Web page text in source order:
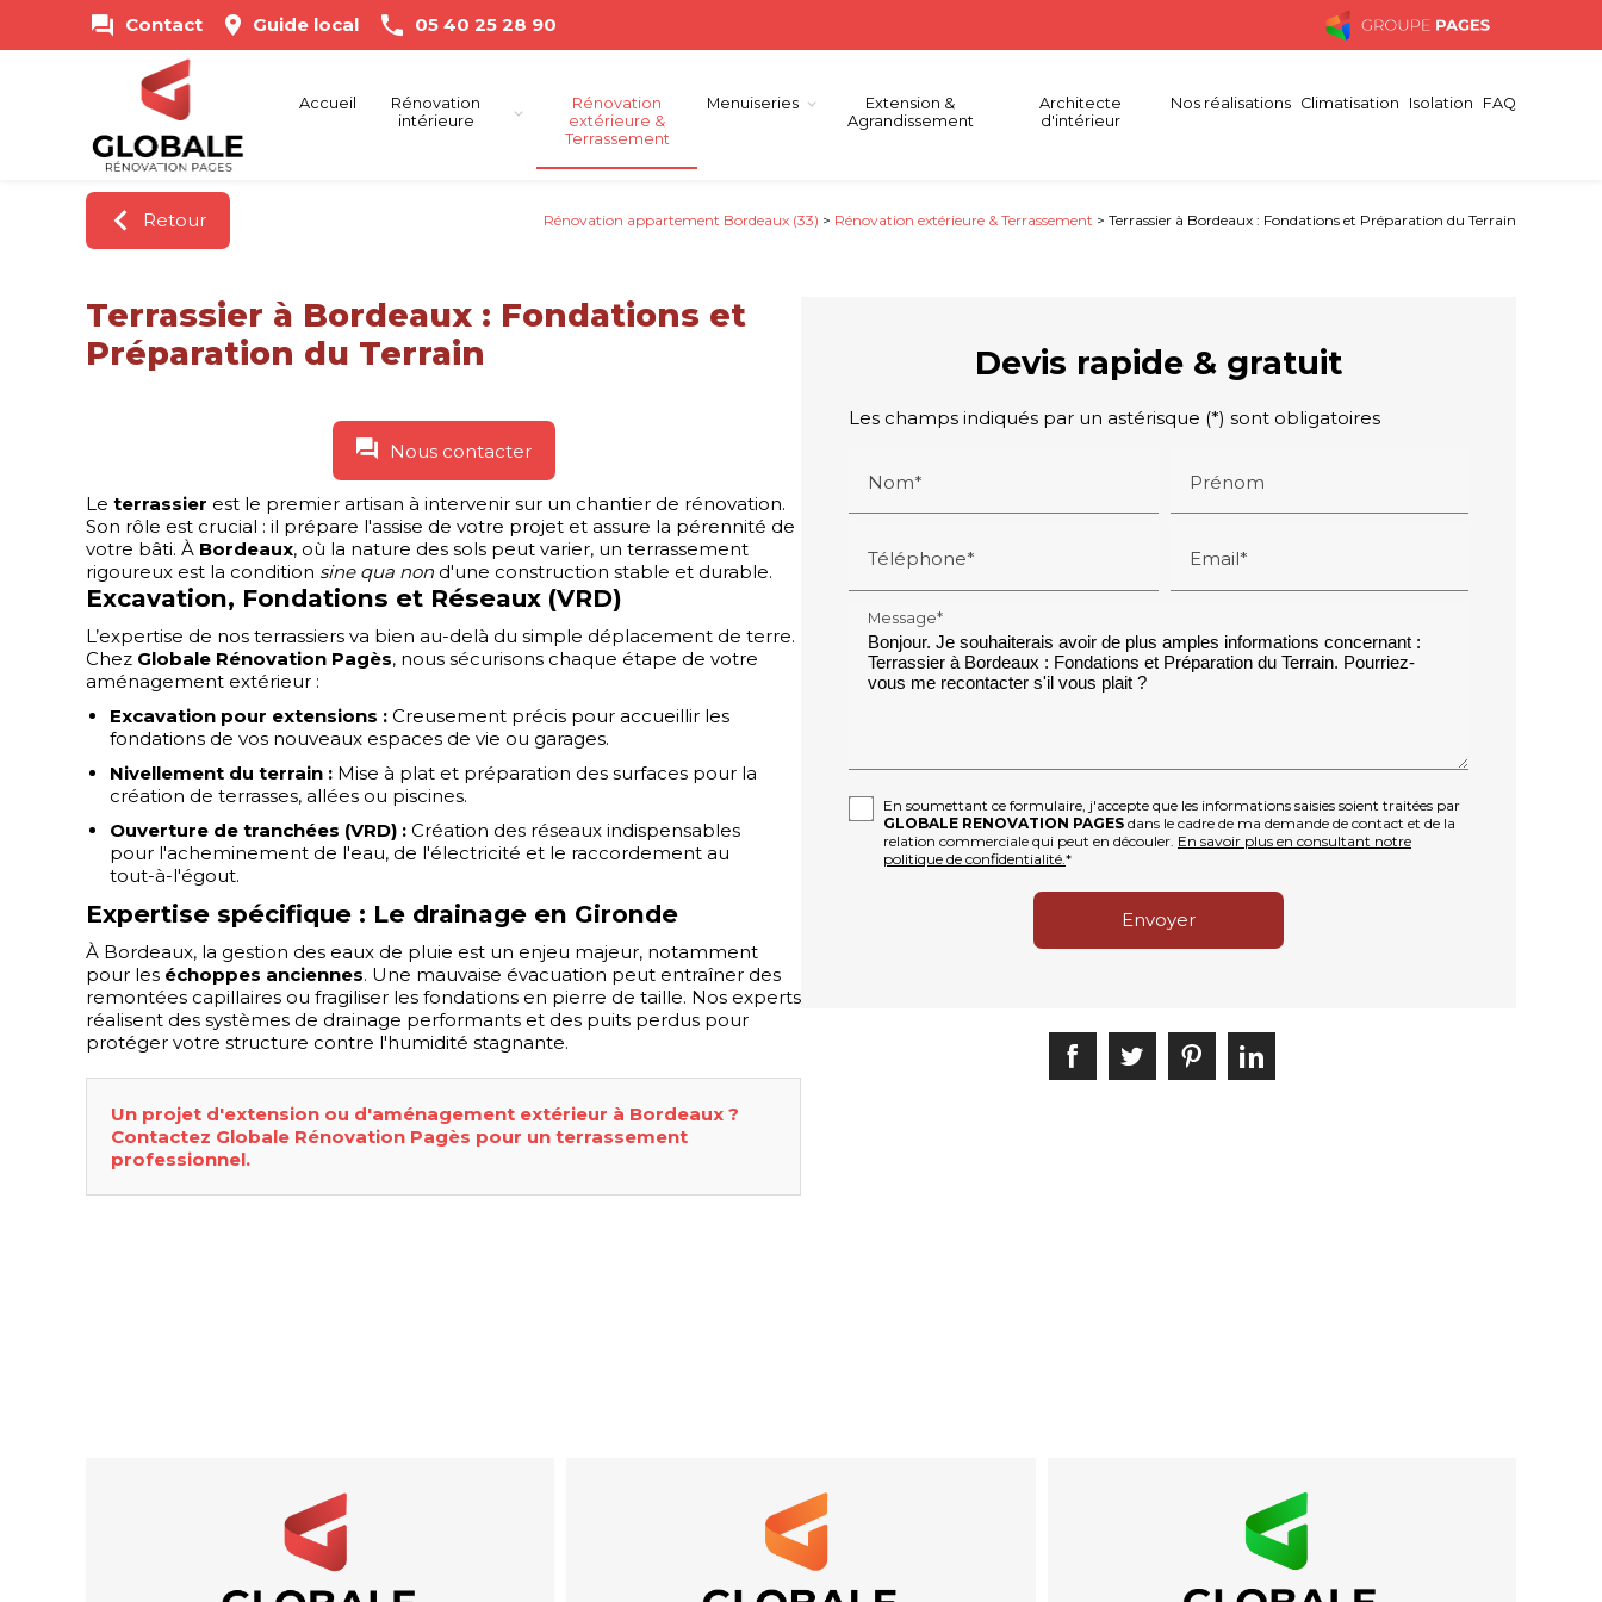
Contact Guide local 05 40 25 28 90
Accueil
Rénovation
intérieure
Rénovation
extérieure &
Terrassement
Menuiseries
Extension &
Agrandissement
Architecte
d'intérieur
Nos réalisations Climatisation Isolation FAQ
Rénovation appartement Bordeaux (33) > Rénovation extérieure & Terrassement > Terrassier à Bordeaux : Fondations et Préparation du Terrain
Retour
Terrassier à Bordeaux : Fondations et
Préparation du Terrain
Nous contacter
Le terrassier est le premier artisan à intervenir sur un chantier de rénovation.
Son rôle est crucial : il prépare l'assise de votre projet et assure la pérennité de
votre bâti. À Bordeaux, où la nature des sols peut varier, un terrassement
rigoureux est la condition sine qua non d'une construction stable et durable.
Excavation, Fondations et Réseaux (VRD)
L’expertise de nos terrassiers va bien au-delà du simple déplacement de terre.
Chez Globale Rénovation Pagès, nous sécurisons chaque étape de votre
aménagement extérieur :
Excavation pour extensions : Creusement précis pour accueillir les
fondations de vos nouveaux espaces de vie ou garages.
Nivellement du terrain : Mise à plat et préparation des surfaces pour la
création de terrasses, allées ou piscines.
Ouverture de tranchées (VRD) : Création des réseaux indispensables
pour l'acheminement de l'eau, de l'électricité et le raccordement au
tout-à-l'égout.
Expertise spécifique : Le drainage en Gironde
À Bordeaux, la gestion des eaux de pluie est un enjeu majeur, notamment
pour les échoppes anciennes. Une mauvaise évacuation peut entraîner des
remontées capillaires ou fragiliser les fondations en pierre de taille. Nos experts
réalisent des systèmes de drainage performants et des puits perdus pour
protéger votre structure contre l'humidité stagnante.
Un projet d'extension ou d'aménagement extérieur à Bordeaux ?
Contactez Globale Rénovation Pagès pour un terrassement
professionnel.
Devis rapide & gratuit
Les champs indiqués par un astérisque (*) sont obligatoires
Nom* Prénom
Téléphone* Email*
Message*
En soumettant ce formulaire, j'accepte que les informations saisies soient traitées par
GLOBALE RENOVATION PAGES dans le cadre de ma demande de contact et de la
relation commerciale qui peut en découler. En savoir plus en consultant notre
politique de confidentialité. *
Panneau de gestion des cookies